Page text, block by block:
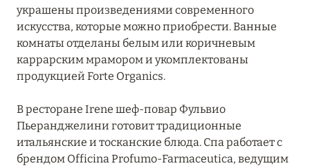
ВИАРЕДЖО
КОРТОНА
ПИЗА
СИЕННА 0
украшены произведениями современного
искусства, которые можно приобрести. Ванные
комнаты отделаны белым или коричневым
каррарским мрамором и укомплектованы
продукцией Forte Organics.
В ресторане Irene шеф-повар Фульвио
Пьеранджелини готовит традиционные
итальянские и тосканские блюда. Спа работает с
брендом Officina Profumo-Farmaceutica, ведущим